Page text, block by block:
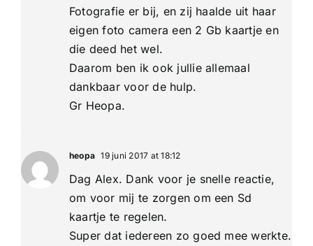
Fotografie er bij, en zij haalde uit haar
eigen foto camera een 2 Gb kaartje en
die deed het wel.
Daarom ben ik ook jullie allemaal
dankbaar voor de hulp.
Gr Heopa.
heopa 19 juni 2017 at 18:12
Dag Alex. Dank voor je snelle reactie,
om voor mij te zorgen om een Sd
kaartje te regelen.
Super dat iedereen zo goed mee werkte.